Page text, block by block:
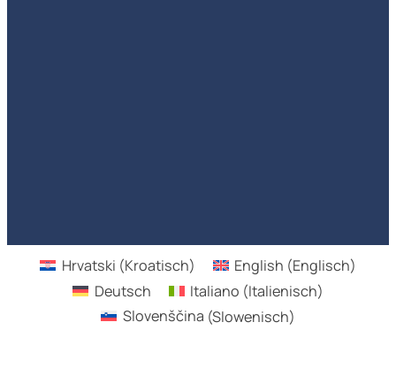
Hrvatski (Kroatisch) English (Englisch)
Deutsch
Italiano (Italienisch)
Slovenščina (Slowenisch)